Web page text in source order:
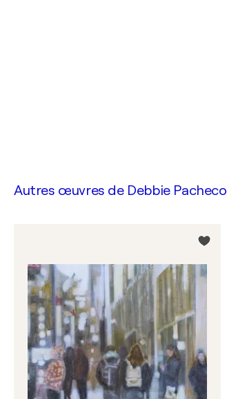
Autres œuvres de Debbie Pacheco